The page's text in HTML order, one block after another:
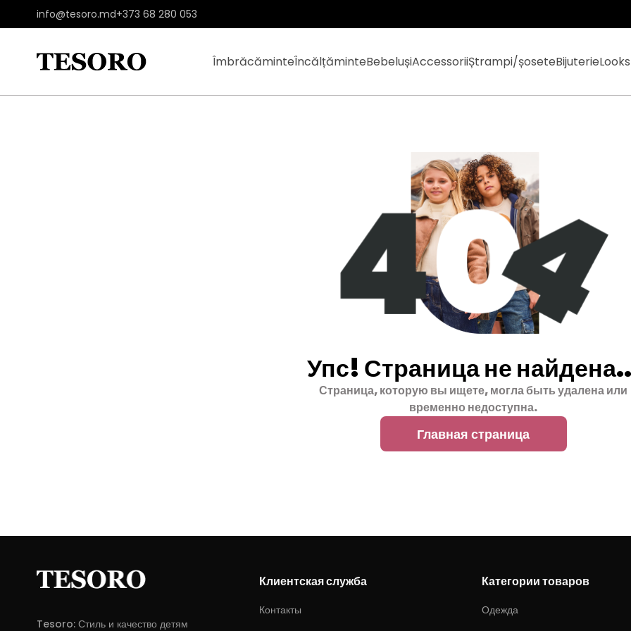
info@tesoro.md+373 68 280 053
ÎmbrăcăminteÎncălțăminteBebelușiAccessoriiȘtrampi/șoseteBijuterieLooks
Упс! Страница не
Страница, которую вы ищете, могла быть удалена или
временно недоступна.
Главная страница
Tesoro: Стиль и качество детям
Клиентская служба
Контакты
Категории товаров
Одежда